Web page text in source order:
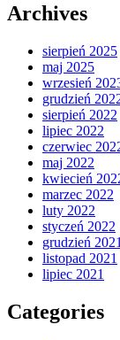
Archives
sierpień 2025
maj 2025
wrzesień
grudzień
sierpień 2022
lipiec 2022
czerwiec
maj 2022
kwiecień
marzec 2022
luty 2022
styczeń 2022
grudzień 2021
listopad 2021
lipiec 2021
Categories